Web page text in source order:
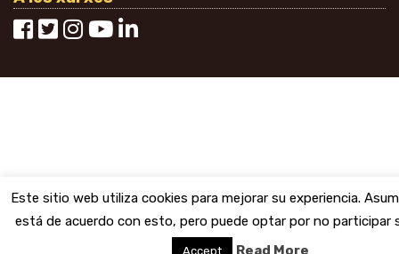
Este sitio web utiliza cookies para mejorar su experiencia.
está de acuerdo con esto, pero puede optar por no participar
Accept Read More